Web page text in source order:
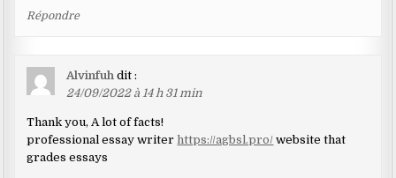
Répondre
Alvinfuh dit :
24/09/2022 à 14 h 31 min
Thank you, A lot of facts!
professional essay writer https://agbsl.pro/ website that
grades essays